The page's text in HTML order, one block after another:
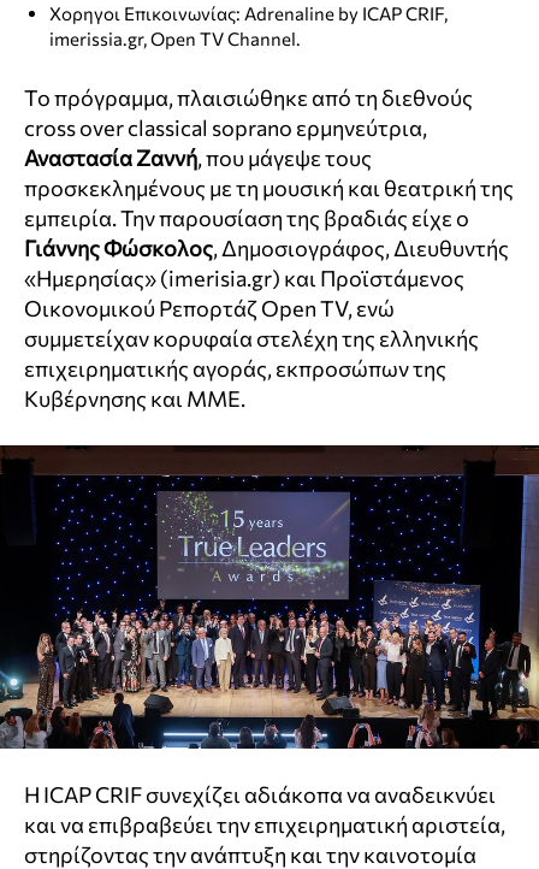
Xορηγoι Επικοινωνίας: Adrenaline by ICAP CRIF,
imerissia.gr, Open TV Channel.
Το πρόγραμμα, πλαισιώθηκε από τη διεθνoύς
cross over classical soprano ερμηνεύτρια,
Αναστασία Ζαννή, που μάγεψε τους
προσκεκλημένους με τη μουσική και θεατρική της
εμπειρία. Την παρουσίαση της βραδιάς είχε ο
Γιάννης Φώσκολος, Δημοσιογράφος, Διευθυντής
«Ημερησίας» (imerisia.gr) και Προϊστάμενος
Οικονομικού Ρεπορτάζ Open TV, ενώ
συμμετείχαν κορυφαία στελέχη της ελληνικής
επιχειρηματικής αγοράς, εκπροσώπων της
Κυβέρνησης και ΜΜΕ.
Η ICAP CRIF συνεχίζει αδιάκοπα να αναδεικνύει
και να επιβραβεύει την επιχειρηματική αριστεία,
στηρίζοντας την ανάπτυξη και την καινοτομία